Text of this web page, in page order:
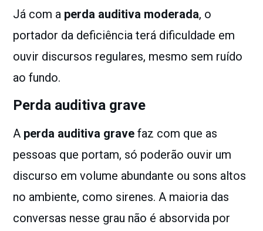
Já com a perda auditiva moderada, o
portador da deficiência terá dificuldade em
ouvir discursos regulares, mesmo sem ruído
ao fundo.
Perda auditiva grave
A perda auditiva grave faz com que as
pessoas que portam, só poderão ouvir um
discurso em volume abundante ou sons altos
no ambiente, como sirenes. A maioria das
conversas nesse grau não é absorvida por